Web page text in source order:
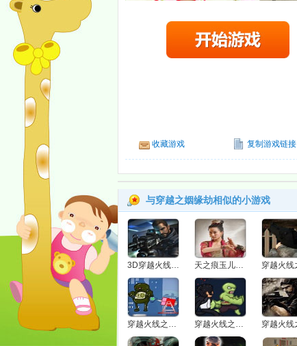
收藏游戏 复制游戏链接
与穿越之姻缘劫相似的小游戏
3D穿越火线1.0之要塞 天之痕玉儿时空穿越换装秀
穿越火线之巴雷特 穿越火线之猎狐者无敌版